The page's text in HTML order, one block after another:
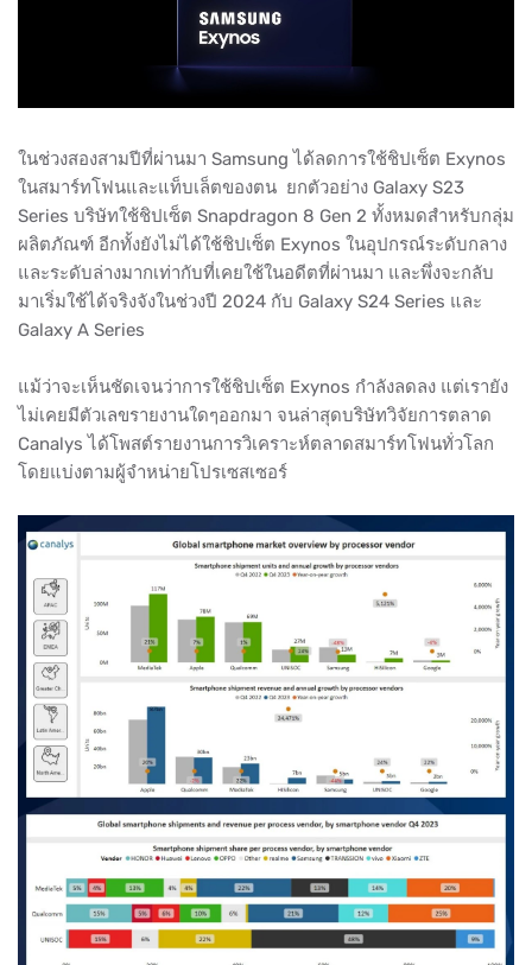
ในช่วงสองสามปีที่ผ่านมา Samsung ได้ลดการใช้ชิปเซ็ต Exynos
ในสมาร์ทโฟนและแท็บเล็ตของตน ยกตัวอย่าง Galaxy S23
Series บริษัทใช้ชิปเซ็ต Snapdragon 8 Gen 2 ทั้งหมดสำหรับกลุ่ม
ผลิตภัณฑ์ อีกทั้งยังไม่ได้ใช้ชิปเซ็ต Exynos ในอุปกรณ์ระดับกลาง
และระดับล่างมากเท่ากับที่เคยใช้ในอดีตที่ผ่านมา และพึ่งจะกลับ
มาเริ่มใช้ได้จริงจังในช่วงปี 2024 กับ Galaxy S24 Series และ
Galaxy A Series
แม้ว่าจะเห็นชัดเจนว่าการใช้ชิปเซ็ต Exynos กำลังลดลง แต่เรายัง
ไม่เคยมีตัวเลขรายงานใดๆออกมา จนล่าสุดบริษัทวิจัยการตลาด
Canalys ได้โพสต์รายงานการวิเคราะห์ตลาดสมาร์ทโฟนทั่วโลก
โดยแบ่งตามผู้จำหน่ายโปรเซสเซอร์